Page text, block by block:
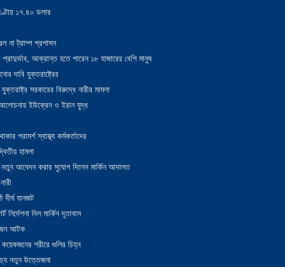
১৭.৪০ ডলার
না ট্রাম্প প্রশাসন
প্রাদুর্ভাব, আক্রান্ত হতে পারেন ১৮ হাজারের বেশি মানুষ
দাবি যুক্তরাষ্ট্রের
সরকারের বিরুদ্ধে নারীর মামলা
আলোচনায় ইউক্রেন ও ইরান যুদ্ধ
পরামর্শ স্বাস্থ্য কর্মকর্তাদের
হামলা
নতুন আবেদন করার সুযোগ দিলেন মার্কিন আদালত
যানজট
দিল মার্কিন দূতাবাস
আটক
শরীরে গুলির চিহ্ন
নতুন উত্তেজনা